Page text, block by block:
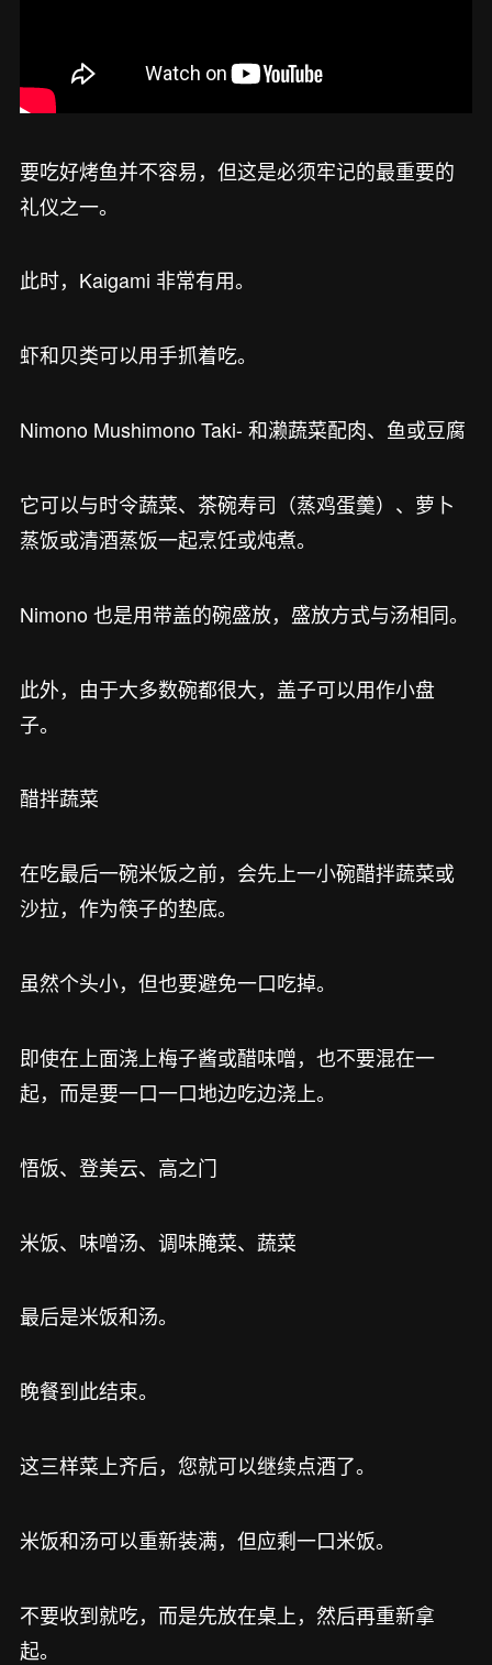
要吃好烤鱼并不容易，但这是必须牢记的最重要的
礼仪之一。
此时，Kaigami 非常有用。
虾和贝类可以用手抓着吃。
Nimono Mushimono Taki- 和濑蔬菜配肉、鱼或豆腐
它可以与时令蔬菜、茶碗寿司（蒸鸡蛋羹）、萝卜
蒸饭或清酒蒸饭一起烹饪或炖煮。
Nimono 也是用带盖的碗盛放，盛放方式与汤相同。
此外，由于大多数碗都很大，盖子可以用作小盘
子。
醋拌蔬菜
在吃最后一碗米饭之前，会先上一小碗醋拌蔬菜或
沙拉，作为筷子的垫底。
虽然个头小，但也要避免一口吃掉。
即使在上面浇上梅子酱或醋味噌，也不要混在一
起，而是要一口一口地边吃边浇上。
悟饭、登美云、高之门
米饭、味噌汤、调味腌菜、蔬菜
最后是米饭和汤。
晚餐到此结束。
这三样菜上齐后，您就可以继续点酒了。
米饭和汤可以重新装满，但应剩一口米饭。
不要收到就吃，而是先放在桌上，然后再重新拿
起。